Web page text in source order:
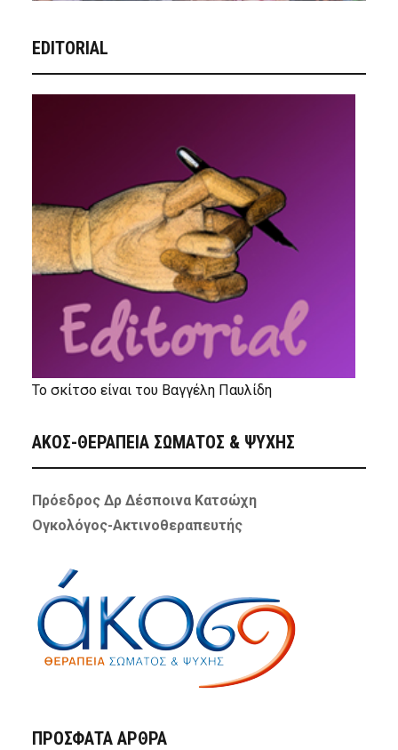
EDITORIAL
Το σκίτσο είναι του Βαγγέλη Παυλίδη
ΑΚΟΣ-ΘΕΡΑΠΕΙΑ ΣΩΜΑΤΟΣ & ΨΥΧΗΣ
Πρόεδρος Δρ Δέσποινα Κατσώχη
Ογκολόγος-Ακτινοθεραπευτής
ΠΡΌΣΦΑΤΑ ΆΡΘΡΑ